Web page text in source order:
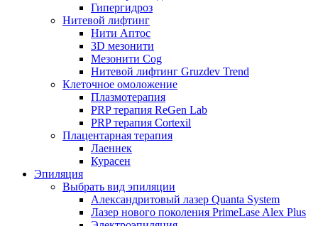
Гипергидроз
Нитевой лифтинг
Нити Аптос
3D мезонити
Мезонити Cog
Нитевой лифтинг Gruzdev Trend
Клеточное омоложение
Плазмотерапия
PRP терапия ReGen Lab
PRP терапия Cortexil
Плацентарная терапия
Лаеннек
Курасен
Эпиляция
Выбрать вид эпиляции
Александритовый лазер Quanta System
Лазер нового поколения PrimeLase Alex Plus